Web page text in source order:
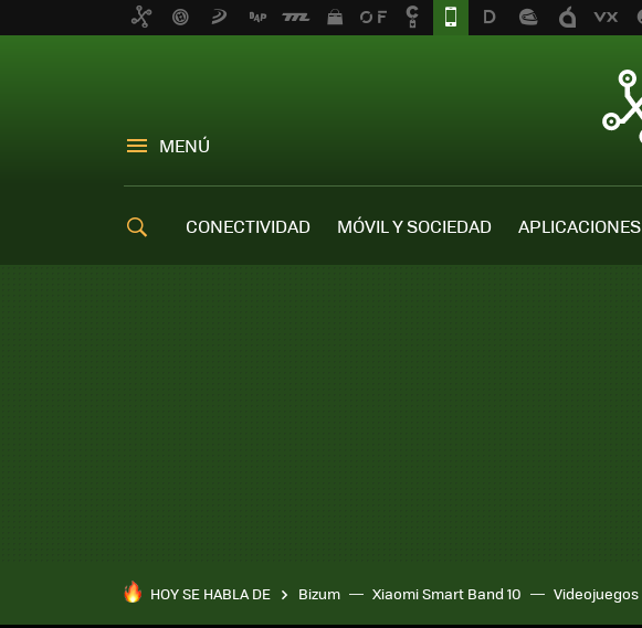
MENÚ
CONECTIVIDAD MÓVIL Y SOCIEDAD APLICACIONES
HOY SE HABLA DE Bizum Xiaomi Smart Band 10 Videojuegos